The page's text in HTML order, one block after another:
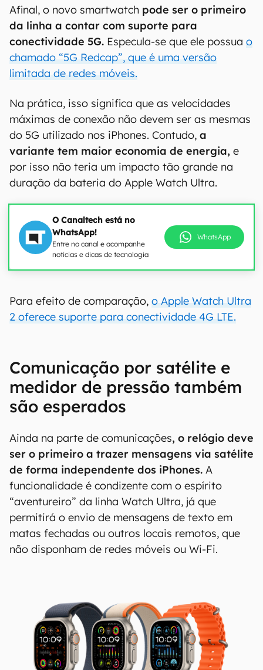
Afinal, o novo smartwatch pode ser o primeiro
da linha a contar com suporte para
conectividade 5G. Especula-se que ele possua o
chamado “5G Redcap”, que é uma versão
limitada de redes móveis.
Na prática, isso significa que as velocidades
máximas de conexão não devem ser as mesmas
do 5G utilizado nos iPhones. Contudo, a
variante tem maior economia de energia, e
por isso não teria um impacto tão grande na
duração da bateria do Apple Watch Ultra.
O Canaltech está no
WhatsApp!
Entre no canal e acompanhe
notícias e dicas de tecnologia
WhatsApp
00:00/20:46
Para efeito de comparação,o Apple Watch Ultra
2 oferece suporte para conectividade 4G LTE.
Comunicação por satélite e
medidor de pressão também
são esperados
de forma independente dos iPhones.A
funcionalidade é condizente com o espírito
“aventureiro” da linha Watch Ultra, já que
permitirá o envio de mensagens de texto em